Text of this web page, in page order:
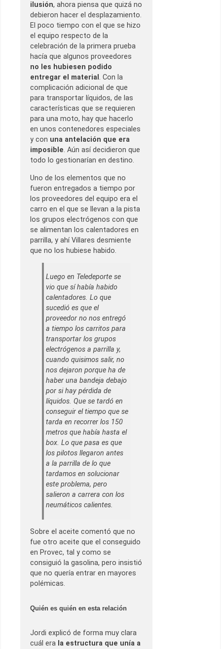
ilusión, ahora piensa que quizá no
debieron hacer el desplazamiento.
El poco tiempo con el que se hizo
el equipo respecto de la
celebración de la primera prueba
hacía que algunos proveedores
no les hubiesen podido
entregar el material . Con la
complicación adicional de que
para transportar líquidos, de las
características que se requieren
para una moto, hay que hacerlo
en unos contenedores especiales
y con una antelación que era
imposible. Aún así decidieron que
todo lo gestionarían en destino.
Uno de los elementos que no
fueron entregados a tiempo por
los proveedores del equipo era el
carro en el que se llevan a la pista
los grupos electrógenos con que
se alimentan los calentadores en
parrilla, y ahí Villares desmiente
que no los hubiese habido.
Luego en Teledeporte se
vio que sí había habido
calentadores. Lo que
sucedió es que el
proveedor no nos entregó
a tiempo los carritos para
transportar los grupos
electrógenos a parrilla y,
cuando quisimos salir, no
nos dejaron porque ha de
haber una bandeja debajo
por si hay pérdida de
líquidos. Que se tardó en
conseguir el tiempo que se
tarda en recorrer los 150
metros que había hasta el
box. Lo que pasa es que
los pilotos llegaron antes
a la parrilla de lo que
tardamos en solucionar
este problema, pero
salieron a carrera con los
neumáticos calientes.
Sobre el aceite comentó que no
fue otro aceite que el conseguido
en Provec, tal y como se
consiguió la gasolina, pero insistió
que no quería entrar en mayores
polémicas.
Quién es quién en esta relación
Jordi explicó de forma muy clara
cuál era la estructura que unía a